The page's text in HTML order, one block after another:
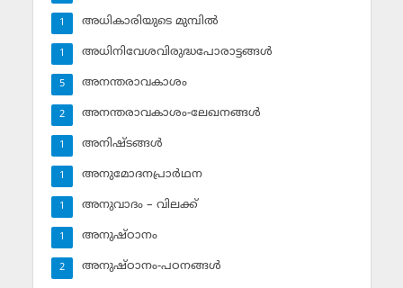
അധികാരിയുടെ മുമ്പില്‍
1
അധിനിവേശവിരുദ്ധപോരാട്ടങ്ങള്‍
1
അനന്തരാവകാശം
5
അനന്തരാവകാശം-ലേഖനങ്ങള്‍
2
അനിഷ്ടങ്ങള്‍
1
അനുമോദനപ്രാര്‍ഥന
1
അനുവാദം – വിലക്ക്‌
1
അനുഷ്ഠാനം
1
അനുഷ്ഠാനം-പഠനങ്ങള്‍
2